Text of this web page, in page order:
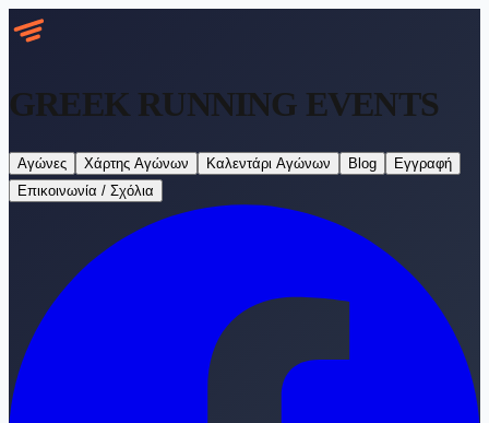
GREEK RUNNING EVENTS
Αγώνες Χάρτης Αγώνων Καλεντάρι Αγώνων Blog
Εγγραφή
Επικοινωνία / Σχόλια